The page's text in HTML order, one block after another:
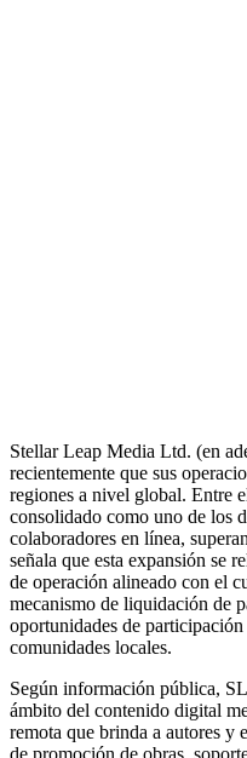
Stellar Leap Media Ltd. (en
recientemente que sus
regiones a nivel global. Entre
consolidado como uno de los
colaboradores en línea,
señala que esta expansión se
de operación alineado con el
mecanismo de liquidación de
oportunidades de
comunidades locales.
Según información pública,
ámbito del contenido digital
remota que brinda a autores y
de promoción de obras